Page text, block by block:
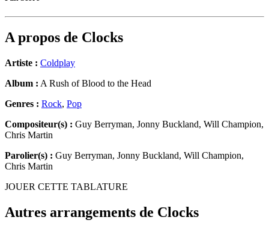
A propos de Clocks
Artiste : Coldplay
Album : A Rush of Blood to the Head
Genres : Rock, Pop
Compositeur(s) : Guy Berryman, Jonny Buckland, Will Champion,
Chris Martin
Parolier(s) : Guy Berryman, Jonny Buckland, Will Champion,
Chris Martin
JOUER CETTE TABLATURE
Autres arrangements de Clocks